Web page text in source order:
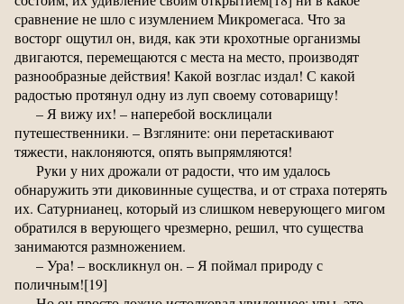
сравнение не шло с изумлением Микромегаса. Что за
восторг ощутил он, видя, как эти крохотные организмы
двигаются, перемещаются с места на место, производят
разнообразные действия! Какой возглас издал! С какой
радостью протянул одну из луп своему сотоварищу!
– Я вижу их! – наперебой восклицали
путешественники. – Взгляните: они перетаскивают
тяжести, наклоняются, опять выпрямляются!
Руки у них дрожали от радости, что им удалось
обнаружить эти диковинные существа, и от страха потерять
их. Сатурнианец, который из слишком неверующего мигом
обратился в верующего чрезмерно, решил, что существа
занимаются размножением.
– Ура! – воскликнул он. – Я поймал природу с
поличным![19]